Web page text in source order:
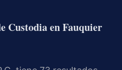
Custodia en Fauquier